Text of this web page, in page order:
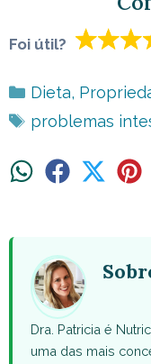
Foi útil?
Categorias
Dieta,
Tags
problemas
ShareShare Share
Dra. Patricia é
uma das mais